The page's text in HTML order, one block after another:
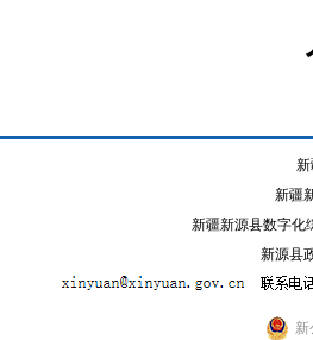
新疆
新疆新源县数字化
新源县
新